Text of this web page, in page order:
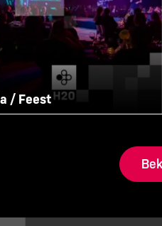
/ Feest